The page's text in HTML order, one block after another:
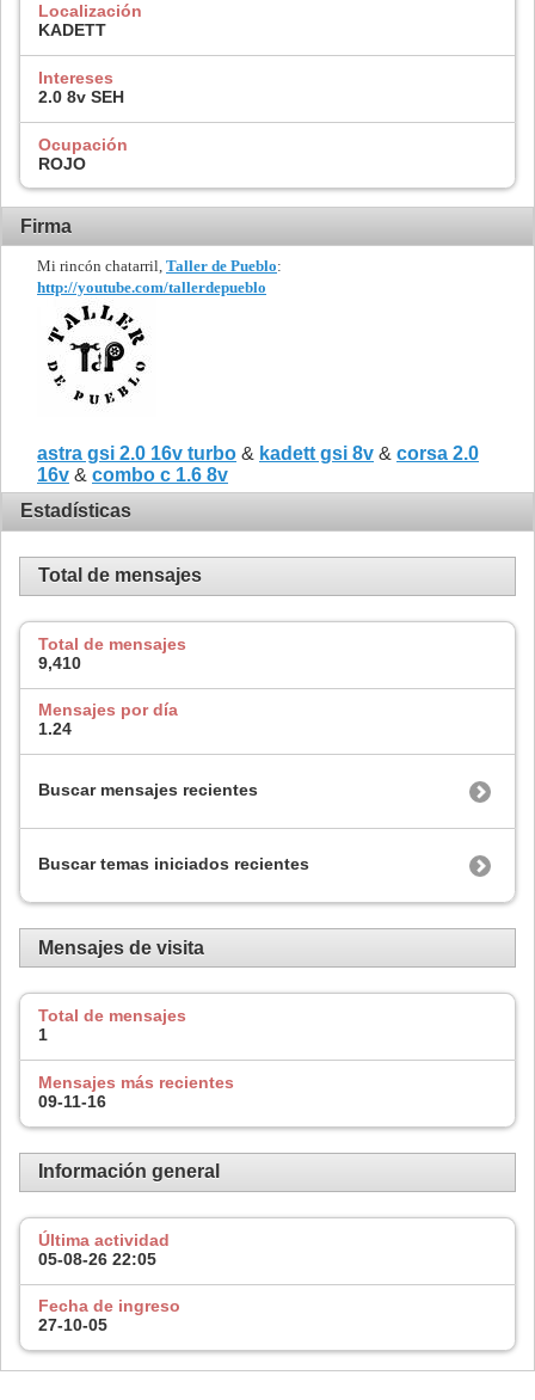
Localización
KADETT
Intereses
2.0 8v SEH
Ocupación
ROJO
Firma
Mi rincón chatarril, Taller de Pueblo:
http://youtube.com/tallerdepueblo
astra gsi 2.0 16v turbo & kadett gsi 8v & corsa 2.0
16v & combo c 1.6 8v
Estadísticas
Total de mensajes
Total de mensajes
9,410
Mensajes por día
1.24
Buscar mensajes recientes
Buscar temas iniciados recientes
Mensajes de visita
Total de mensajes
1
Mensajes más recientes
09-11-16
Información general
Última actividad
05-08-26 22:05
Fecha de ingreso
27-10-05